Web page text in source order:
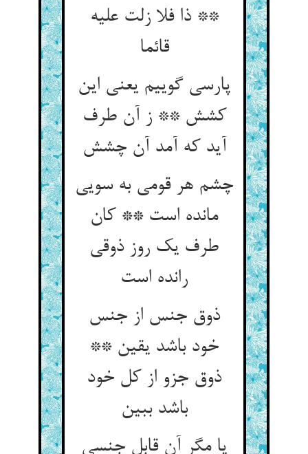
** ذا فلا زلت علیه
قائما
پارسی گوییم یعنی این
کشش ** ز آن طرف
چشم هر قومی به سویی
مانده است ** کان
طرف یک روز ذوقی
ذوق جنس از جنس
خود باشد یقین **
ذوق جزو از کل خود
باشد ببین‌‌
یا مگر آن قابل جنسی